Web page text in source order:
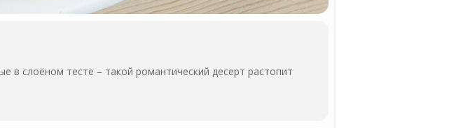
в слоёном тесте – такой романтический десерт растопит